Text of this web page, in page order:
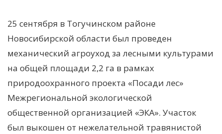
25 сентября в Тогучинском районе
Новосибирской области был проведен
механический агроуход за лесными культурами
на общей площади 2,2 га в рамках
природоохранного проекта «Посади лес»
Межрегиональной экологической
общественной организацией «ЭКА». Участок
был выкошен от нежелательной травянистой